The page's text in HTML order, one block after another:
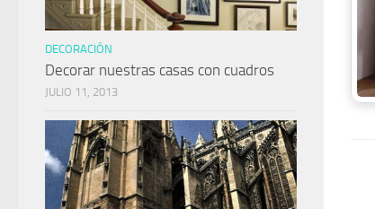
DECORACIÓN
Decorar nuestras casas con cuadros
JULIO 11, 2013